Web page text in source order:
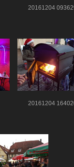
20161204
20161204